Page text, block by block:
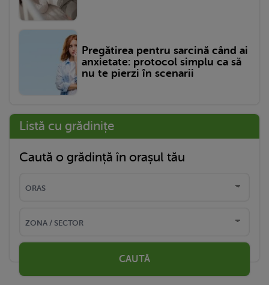
Pregătirea pentru sarcină când ai
anxietate: protocol simplu ca să
nu te pierzi în scenarii
Listă cu grădinițe
Caută o grădință în orașul tău
CAUTĂ